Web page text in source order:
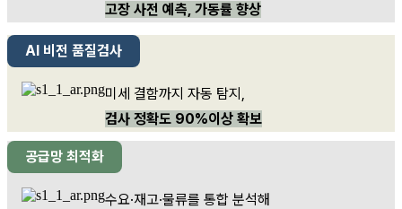
고장 사전 예측, 가동률 향상
AI 비전 품질검사
미세 결함까지 자동 탐지,
검사 정확도 90%이상 확보
공급망 최적화
수요·재고·물류를 통합 분석해